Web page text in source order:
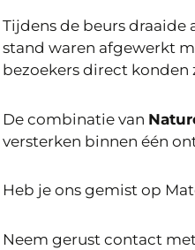
Tijdens de beurs draaide
stand waren afgewerkt
bezoekers direct konden
De combinatie van
versterken binnen één
Heb je ons gemist op
Neem gerust contact